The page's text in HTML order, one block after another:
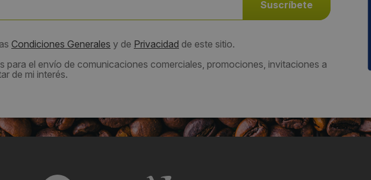
Condiciones Generales y de Privacidad de este sitio.
para el envío de comunicaciones comerciales, promociones, invitaciones a
de mi interés.